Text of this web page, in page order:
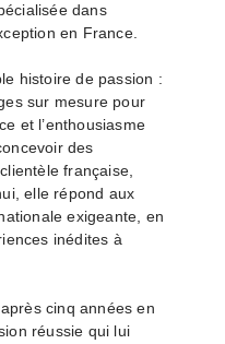
dans
en France.
histoire de passion :
sur mesure pour
et l’enthousiasme
des
française,
elle répond aux
exigeante, en
inédites à
cinq années en
réussie qui lui